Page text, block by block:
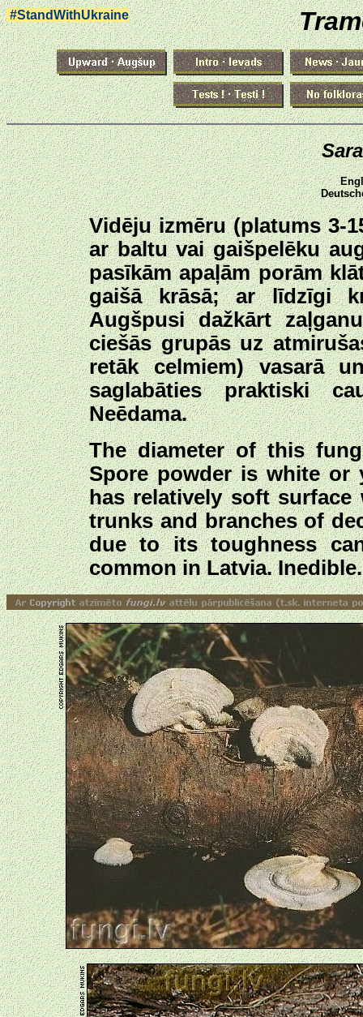
#StandWithUkraine
Vidēju izmēru (platums 3-
ar baltu vai gaišpelēku
pasīkām apaļām porām
gaišā krāsā; ar līdzīgi
Augšpusi dažkārt
ciešās grupās uz
retāk celmiem) vasarā
saglabāties praktiski
Neēdama.
The diameter of this
Spore powder is white or
has relatively soft
trunks and branches of
due to its toughness
common in Latvia. Inedible.